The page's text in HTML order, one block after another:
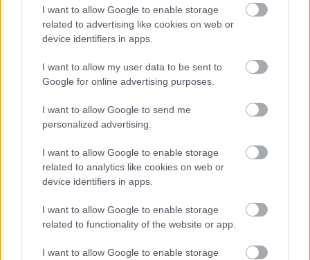
I want to allow Google to enable storage
related to advertising like cookies on web or
device identifiers in apps.
I want to allow my user data to be sent to
Google for online advertising purposes.
I want to allow Google to send me
personalized advertising.
I want to allow Google to enable storage
related to analytics like cookies on web or
device identifiers in apps.
I want to allow Google to enable storage
related to functionality of the website or app.
I want to allow Google to enable storage
Országos hírek WWF vízgazdálkodás
felhasználta az emberiség a Föld egész
évre elegendő erőforrásait
HIRDETÉS
HIRDETÉS